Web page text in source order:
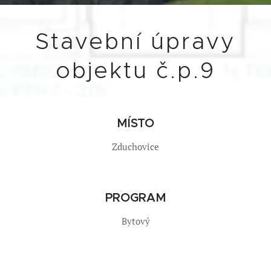
Stavební úpravy
objektu č.p.9
MÍSTO
Zduchovice
PROGRAM
Bytový